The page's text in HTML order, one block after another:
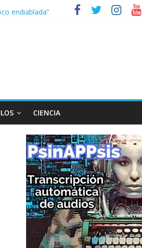
endiablada”
a Campana
sociales
CIENCIA